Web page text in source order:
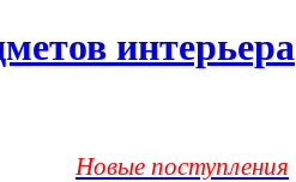
интерьера
Новые поступления